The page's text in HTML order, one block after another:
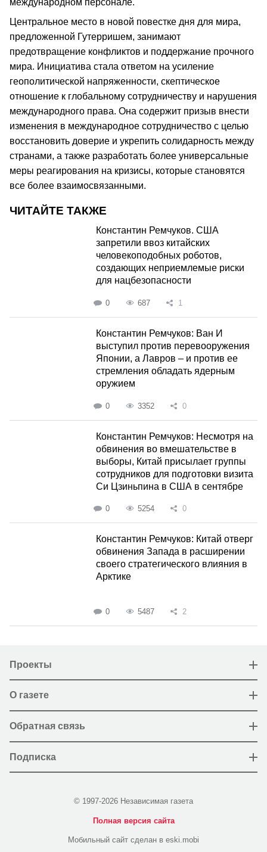
международном персонале.
Центральное место в новой повестке дня для мира,
предложенной Гутерришем, занимают
предотвращение конфликтов и поддержание прочного
мира. Инициатива стала ответом на усиление
геополитической напряженности, скептическое
отношение к глобальному сотрудничеству и нарушения
международного права. Она содержит призыв внести
изменения в международное сотрудничество с целью
восстановить доверие и укрепить солидарность между
странами, а также разработать более универсальные
меры реагирования на кризисы, которые становятся
все более взаимосвязанными.
ЧИТАЙТЕ ТАКЖЕ
Константин Ремчуков. США
запретили ввоз китайских
человекоподобных роботов,
создающих неприемлемые риски
для нацбезопасности
0 687 1
Константин Ремчуков: Ван И
выступил против перевооружения
Японии, а Лавров – и против ее
стремления обладать ядерным
оружием
0 3352 0
Константин Ремчуков: Несмотря на
обвинения во вмешательстве в
выборы, Китай присылает группы
сотрудников для подготовки визита
Си Цзиньпина в США в сентябре
0 5254 0
Константин Ремчуков: Китай отверг
обвинения Запада в расширении
своего стратегического влияния в
Арктике
0 5487 2
Проекты
О газете
Обратная связь
Подписка
© 1997-2026 Независимая газета
Полная версия сайта
Мобильный сайт сделан в eski.mobi